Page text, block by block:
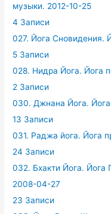
музыки. 2012-10-25
4 Записи
027. Йога Сновидения.
5 Записи
028. Нидра Йога. Йога
2 Записи
030. Джнана Йога.
13 Записи
031. Раджа йога. Йога
24 Записи
032. Бхакти Йога. Йога
2008-04-27
23 Записи